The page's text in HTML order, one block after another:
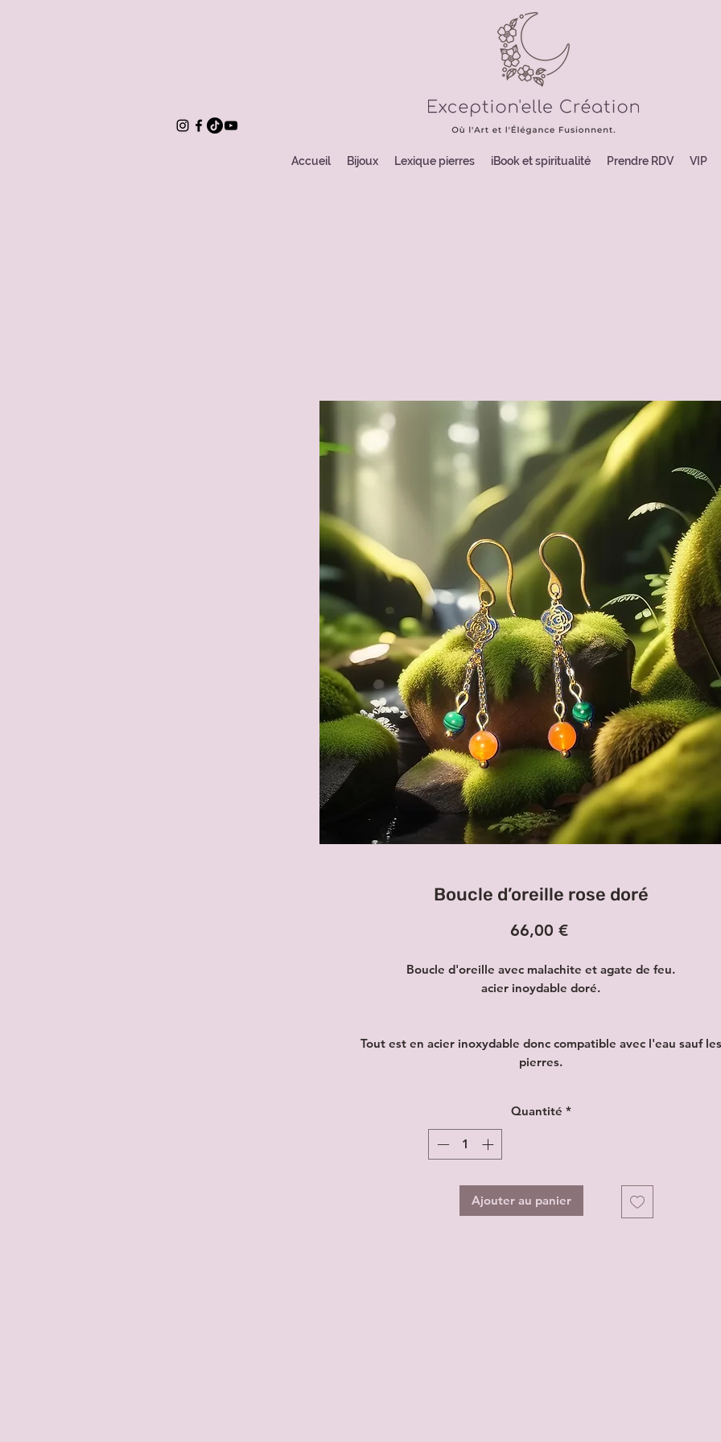
Accueil Bijoux Lexique pierres iBook et spiritualité Prendre RDV VIP
Boucle d’oreille rose doré
66,00 €Prix
Boucle d'oreille avec malachite et agate de feu.
acier inoydable doré.
Tout est en acier inoxydable donc compatible avec l'eau sauf les
pierres.
Quantité *
Ajouter au panier